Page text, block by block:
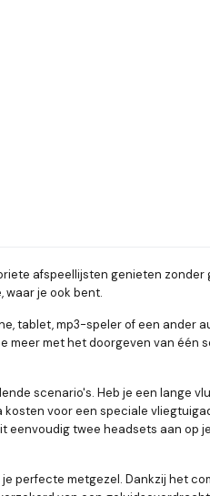
afspeellijsten genieten
waar je ook bent.
tablet, mp3-speler of een ander
met het doorgeven van één
scenario's. Heb je een lange
voor een speciale
twee headsets aan op
perfecte metgezel. Dankzij het